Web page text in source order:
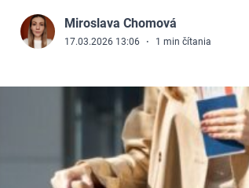
J
Miroslava Chomová
17.03.2026 13:06 · 1 min čítania